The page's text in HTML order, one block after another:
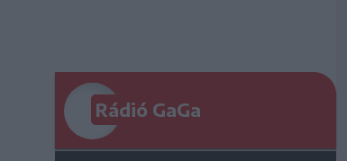
Rádió GaGa